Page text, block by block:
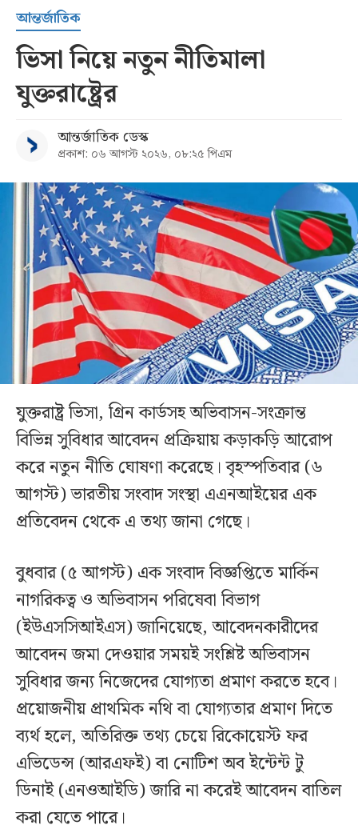
আন্তর্জাতিক
ভিসা নিয়ে নতুন নীতিমালা
যুক্তরাষ্ট্রের
আন্তর্জাতিক ডেস্ক
প্রকাশ: ০৬ আগস্ট ২০২৬, ০৮:২৫ পিএম
যুক্তরাষ্ট্র ভিসা, গ্রিন কার্ডসহ অভিবাসন-সংক্রান্ত
বিভিন্ন সুবিধার আবেদন প্রক্রিয়ায় কড়াকড়ি আরোপ
করে নতুন নীতি ঘোষণা করেছে। বৃহস্পতিবার (৬
আগস্ট) ভারতীয় সংবাদ সংস্থা এএনআইয়ের এক
প্রতিবেদন থেকে এ তথ্য জানা গেছে।
বুধবার (৫ আগস্ট) এক সংবাদ বিজ্ঞপ্তিতে মার্কিন
নাগরিকত্ব ও অভিবাসন পরিষেবা বিভাগ
(ইউএসসিআইএস) জানিয়েছে, আবেদনকারীদের
আবেদন জমা দেওয়ার সময়ই সংশ্লিষ্ট অভিবাসন
সুবিধার জন্য নিজেদের যোগ্যতা প্রমাণ করতে হবে।
প্রয়োজনীয় প্রাথমিক নথি বা যোগ্যতার প্রমাণ দিতে
ব্যর্থ হলে, অতিরিক্ত তথ্য চেয়ে রিকোয়েস্ট ফর
এভিডেন্স (আরএফই) বা নোটিশ অব ইন্টেন্ট টু
ডিনাই (এনওআইডি) জারি না করেই আবেদন বাতিল
করা যেতে পারে।